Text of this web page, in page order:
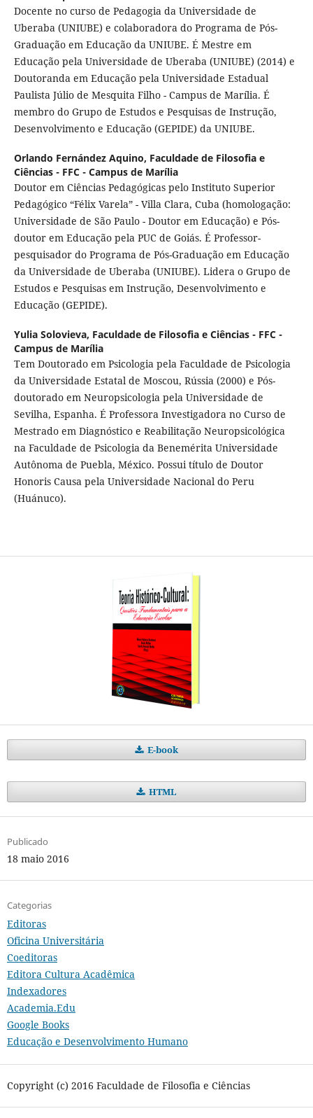
Docente no curso de Pedagogia da Universidade de
Uberaba (UNIUBE) e colaboradora do Programa de Pós-
Graduação em Educação da UNIUBE. É Mestre em
Educação pela Universidade de Uberaba (UNIUBE) (2014) e
Doutoranda em Educação pela Universidade Estadual
Paulista Júlio de Mesquita Filho - Campus de Marília. É
membro do Grupo de Estudos e Pesquisas de Instrução,
Desenvolvimento e Educação (GEPIDE) da UNIUBE.
Orlando Fernández Aquino, Faculdade de Filosofia e
Ciências - FFC - Campus de Marília
Doutor em Ciências Pedagógicas pelo Instituto Superior
Pedagógico “Félix Varela” - Villa Clara, Cuba (homologação:
Universidade de São Paulo - Doutor em Educação) e Pós-
doutor em Educação pela PUC de Goiás. É Professor-
pesquisador do Programa de Pós-Graduação em Educação
da Universidade de Uberaba (UNIUBE). Lidera o Grupo de
Estudos e Pesquisas em Instrução, Desenvolvimento e
Educação (GEPIDE).
Yulia Solovieva, Faculdade de Filosofia e Ciências - FFC -
Campus de Marília
Tem Doutorado em Psicologia pela Faculdade de Psicologia
da Universidade Estatal de Moscou, Rússia (2000) e Pós-
doutorado em Neuropsicologia pela Universidade de
Sevilha, Espanha. É Professora Investigadora no Curso de
Mestrado em Diagnóstico e Reabilitação Neuropsicológica
na Faculdade de Psicologia da Benemérita Universidade
Autônoma de Puebla, México. Possui título de Doutor
Honoris Causa pela Universidade Nacional do Peru
(Huánuco).
E-book
HTML
Publicado
18 maio 2016
Categorias
Editoras
Oficina Universitária
Coeditoras
Editora Cultura Acadêmica
Indexadores
Academia.Edu
Google Books
Educação e Desenvolvimento Humano
Copyright (c) 2016 Faculdade de Filosofia e Ciências